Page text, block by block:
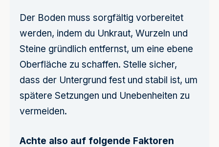
Der Boden muss sorgfältig vorbereitet
werden, indem du Unkraut, Wurzeln und
Steine gründlich entfernst, um eine ebene
Oberfläche zu schaffen. Stelle sicher,
dass der Untergrund fest und stabil ist, um
spätere Setzungen und Unebenheiten zu
vermeiden.
Achte also auf folgende Faktoren